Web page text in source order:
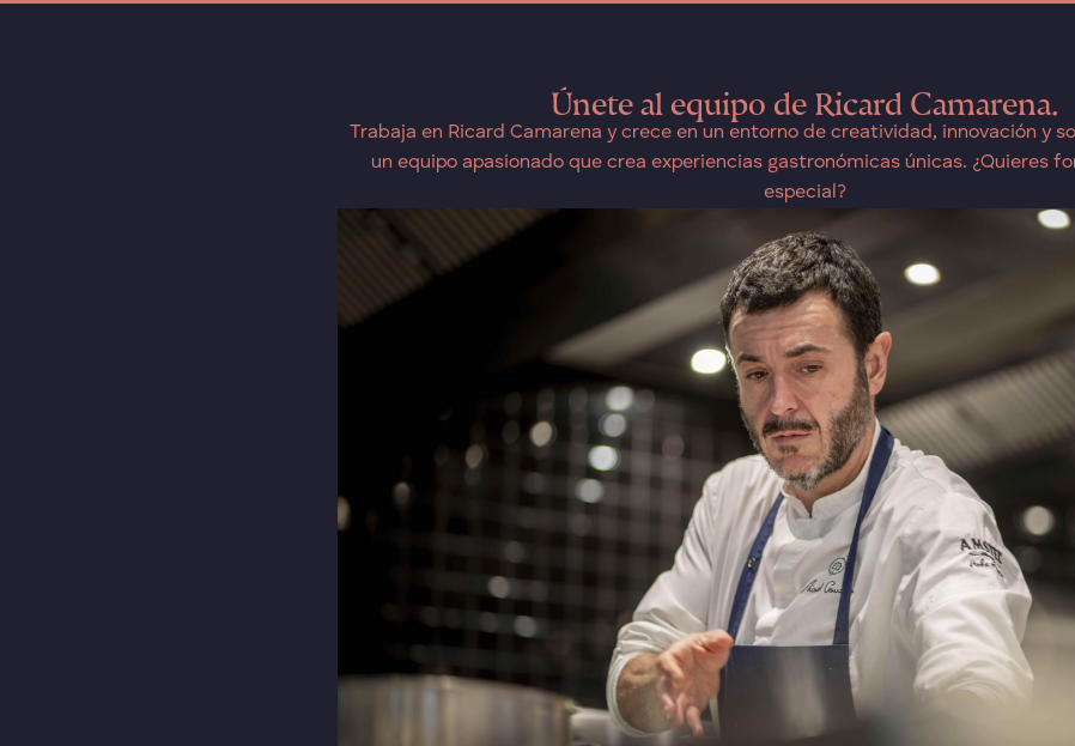
Únete al equipo de Ricard Camarena.
Trabaja en Ricard Camarena y crece en un entorno de creatividad, innovación y
un equipo apasionado que crea experiencias gastronómicas únicas. ¿Quieres
especial?